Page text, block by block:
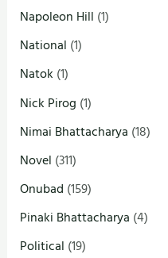
Napoleon Hill (1)
National (1)
Natok (1)
Nick Pirog (1)
Nimai Bhattacharya (18)
Novel (311)
Onubad (159)
Pinaki Bhattacharya (4)
Political (19)